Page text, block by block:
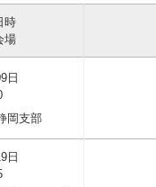
時
場
日
岡支部
日